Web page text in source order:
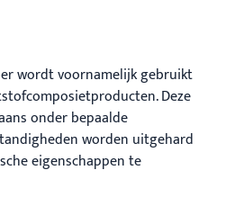
wordt voornamelijk gebruikt
Deze
onder bepaalde
worden uitgehard
eigenschappen te